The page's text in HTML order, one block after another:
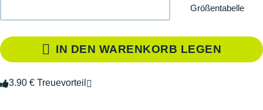
Größentabelle
IN DEN WARENKORB LEGEN
3.90 € Treuevorteil